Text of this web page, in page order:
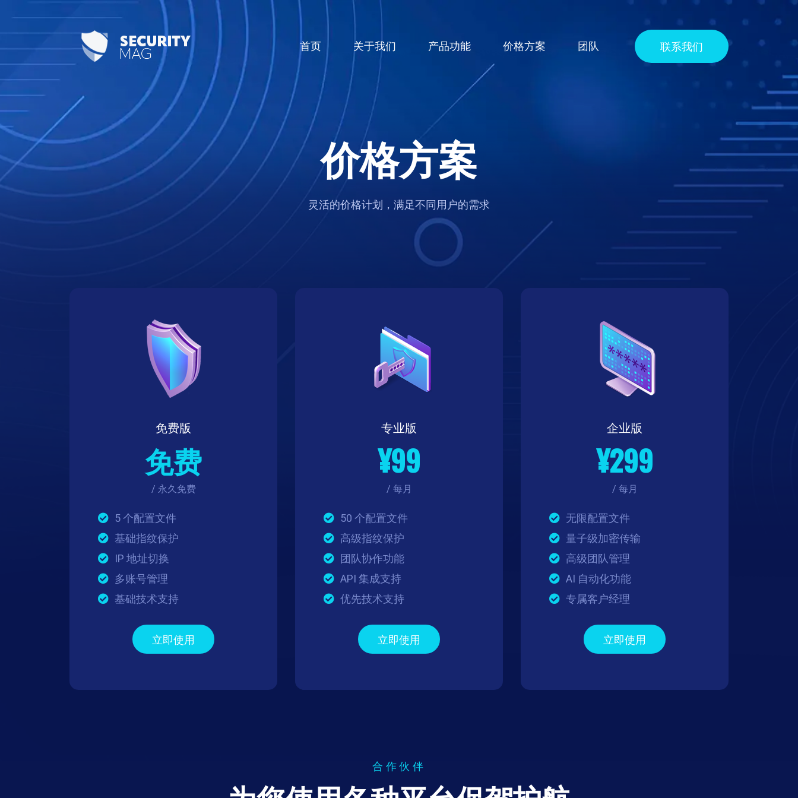
首页(current)关于我们 产品功能 价格方案 团队 联系我们
价格方案
灵活的价格计划，满足不同用户的需求
免费版
免费
/ 永久免费
5 个配置文件
基础指纹保护
IP 地址切换
多账号管理
基础技术支持
立即使用
专业版
¥99
/ 每月
50 个配置文件
高级指纹保护
团队协作功能
API 集成支持
优先技术支持
立即使用
企业版
¥299
/ 每月
无限配置文件
量子级加密传输
高级团队管理
AI 自动化功能
专属客户经理
立即使用
合作伙伴